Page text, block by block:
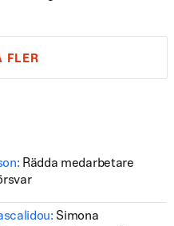
FLER
Rädda medarbetare
Simona